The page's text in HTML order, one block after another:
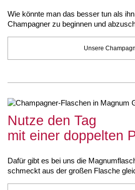
Wie könnte man das besser tun als
Champagner zu beginnen und
Unsere
Nutze den Tag
mit einer doppelten
Dafür gibt es bei uns die
schmeckt aus der großen Flasche